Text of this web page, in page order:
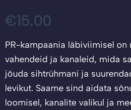
€15.00
PR-kampaania läbiviimisel
vahendeid ja kanaleid, mida
jõuda sihtrühmani ja
levikut. Saame sind aidata
loomisel, kanalite valikul ja